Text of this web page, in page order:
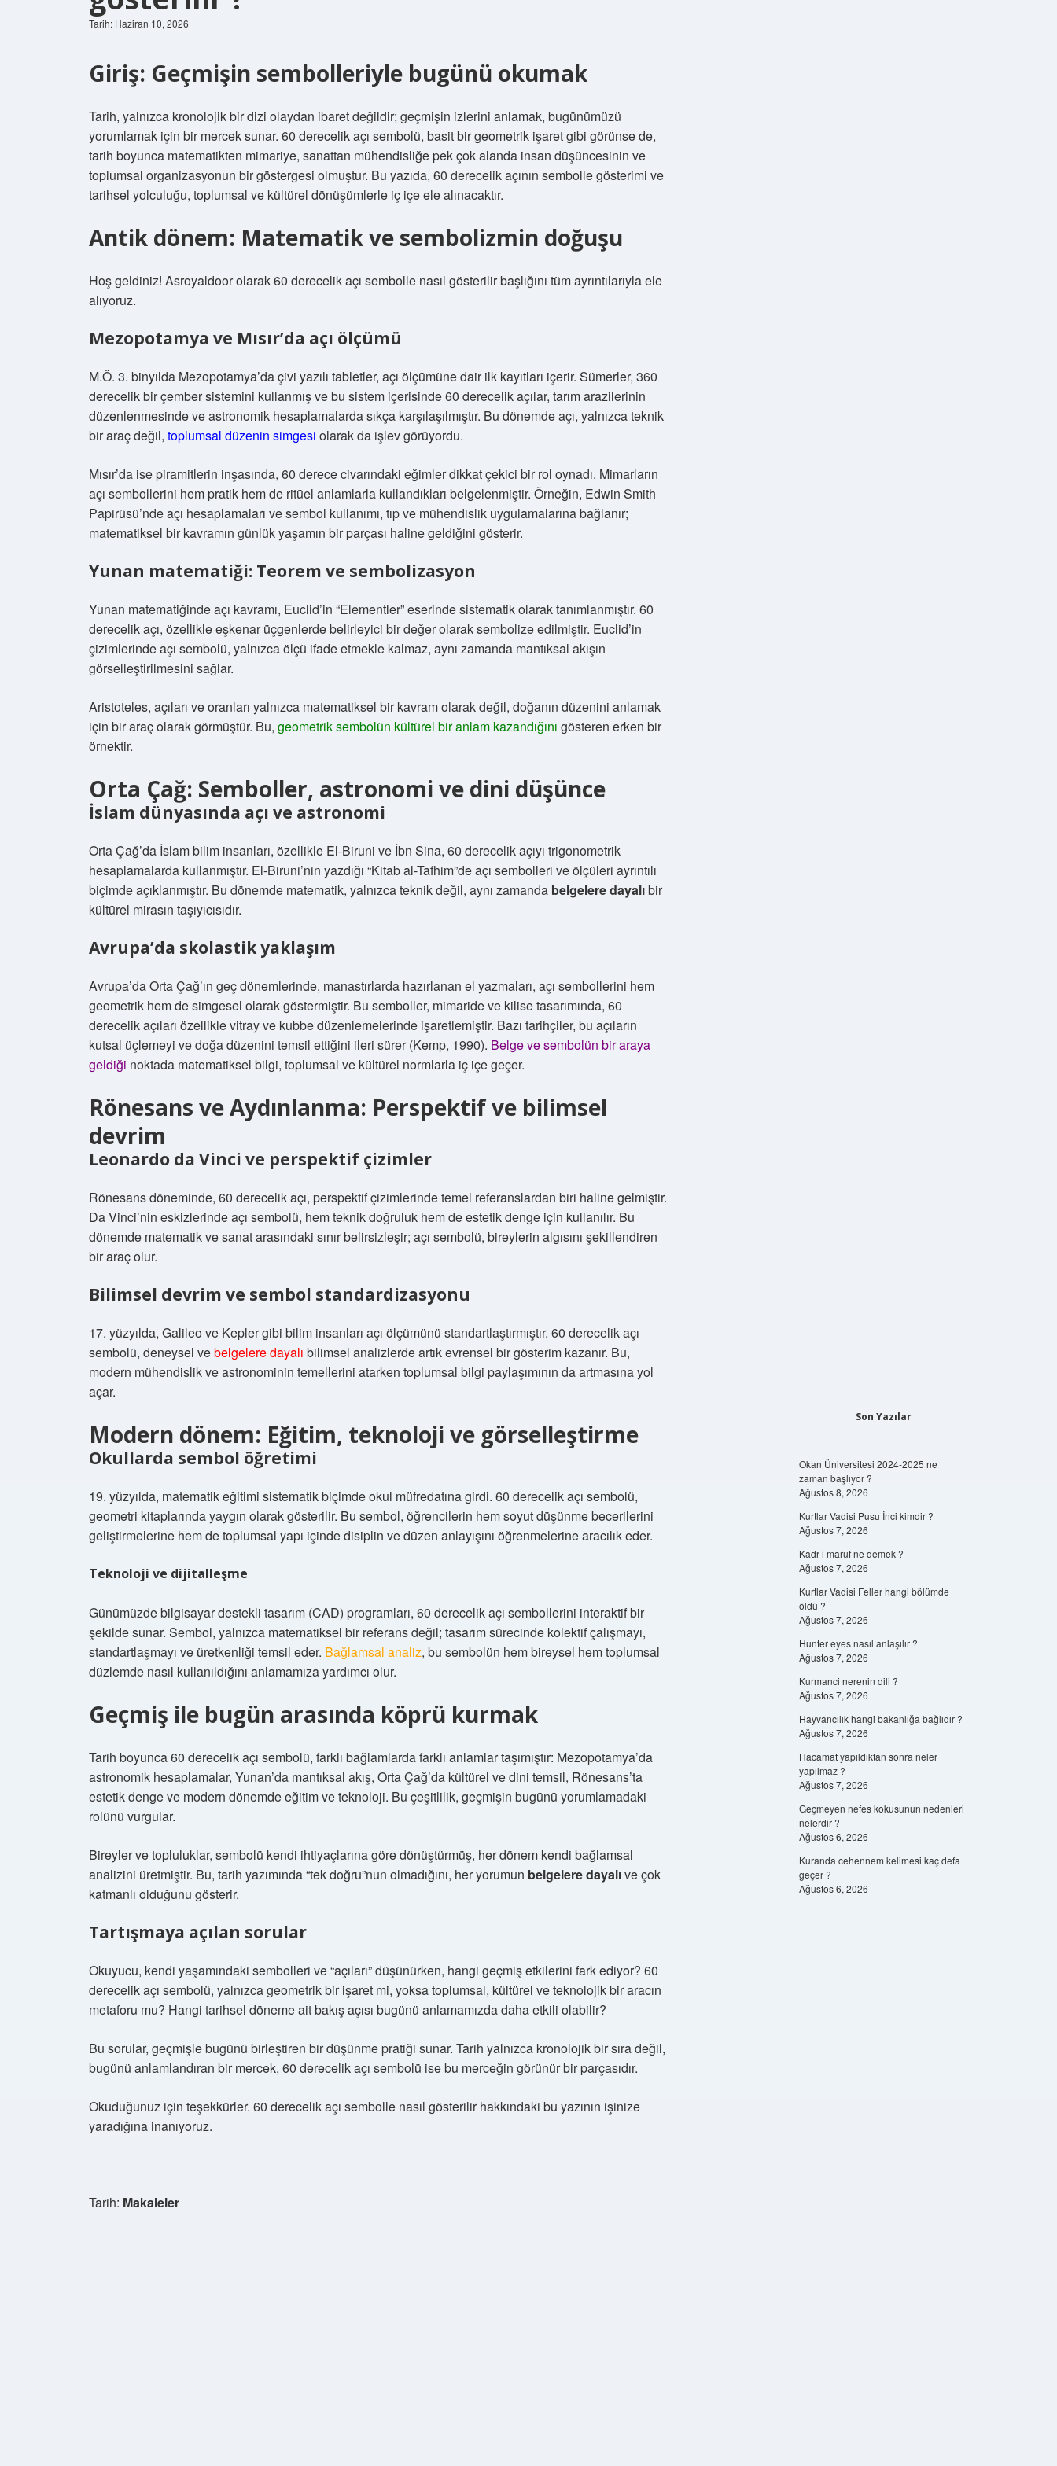
Tarih: Haziran 10, 2026
Giriş: Geçmişin sembolleriyle bugünü okumak
Tarih, yalnızca kronolojik bir dizi olaydan ibaret değildir; geçmişin izlerini anlamak, bugünümüzü
yorumlamak için bir mercek sunar. 60 derecelik açı sembolü, basit bir geometrik işaret gibi görünse de,
tarih boyunca matematikten mimariye, sanattan mühendisliğe pek çok alanda insan düşüncesinin ve
toplumsal organizasyonun bir göstergesi olmuştur. Bu yazıda, 60 derecelik açının sembolle gösterimi ve
tarihsel yolculuğu, toplumsal ve kültürel dönüşümlerle iç içe ele alınacaktır.
Antik dönem: Matematik ve sembolizmin doğuşu
Hoş geldiniz! Asroyaldoor olarak 60 derecelik açı sembolle nasıl gösterilir başlığını tüm ayrıntılarıyla ele
alıyoruz.
Mezopotamya ve Mısır’da açı ölçümü
M.Ö. 3. binyılda Mezopotamya’da çivi yazılı tabletler, açı ölçümüne dair ilk kayıtları içerir. Sümerler, 360
derecelik bir çember sistemini kullanmış ve bu sistem içerisinde 60 derecelik açılar, tarım arazilerinin
düzenlenmesinde ve astronomik hesaplamalarda sıkça karşılaşılmıştır. Bu dönemde açı, yalnızca teknik
bir araç değil, toplumsal düzenin simgesi olarak da işlev görüyordu.
Mısır’da ise piramitlerin inşasında, 60 derece civarındaki eğimler dikkat çekici bir rol oynadı. Mimarların
açı sembollerini hem pratik hem de ritüel anlamlarla kullandıkları belgelenmiştir. Örneğin, Edwin Smith
Papirüsü’nde açı hesaplamaları ve sembol kullanımı, tıp ve mühendislik uygulamalarına bağlanır;
matematiksel bir kavramın günlük yaşamın bir parçası haline geldiğini gösterir.
Yunan matematiği: Teorem ve sembolizasyon
Yunan matematiğinde açı kavramı, Euclid’in “Elementler” eserinde sistematik olarak tanımlanmıştır. 60
derecelik açı, özellikle eşkenar üçgenlerde belirleyici bir değer olarak sembolize edilmiştir. Euclid’in
çizimlerinde açı sembolü, yalnızca ölçü ifade etmekle kalmaz, aynı zamanda mantıksal akışın
görselleştirilmesini sağlar.
Aristoteles, açıları ve oranları yalnızca matematiksel bir kavram olarak değil, doğanın düzenini anlamak
için bir araç olarak görmüştür. Bu, geometrik sembolün kültürel bir anlam kazandığını gösteren erken bir
örnektir.
Orta Çağ: Semboller, astronomi ve dini düşünce
İslam dünyasında açı ve astronomi
Orta Çağ’da İslam bilim insanları, özellikle El-Biruni ve İbn Sina, 60 derecelik açıyı trigonometrik
hesaplamalarda kullanmıştır. El-Biruni’nin yazdığı “Kitab al-Tafhim”de açı sembolleri ve ölçüleri ayrıntılı
biçimde açıklanmıştır. Bu dönemde matematik, yalnızca teknik değil, aynı zamanda belgelere dayalıbir
kültürel mirasın taşıyıcısıdır.
Avrupa’da skolastik yaklaşım
Avrupa’da Orta Çağ’ın geç dönemlerinde, manastırlarda hazırlanan el yazmaları, açı sembollerini hem
geometrik hem de simgesel olarak göstermiştir. Bu semboller, mimaride ve kilise tasarımında, 60
derecelik açıları özellikle vitray ve kubbe düzenlemelerinde işaretlemiştir. Bazı tarihçiler, bu açıların
kutsal üçlemeyi ve doğa düzenini temsil ettiğini ileri sürer (Kemp, 1990). Belge ve sembolün bir araya
geldiği noktada matematiksel bilgi, toplumsal ve kültürel normlarla iç içe geçer.
Rönesans ve Aydınlanma: Perspektif ve bilimsel
devrim
Leonardo da Vinci ve perspektif çizimler
Rönesans döneminde, 60 derecelik açı, perspektif çizimlerinde temel referanslardan biri haline gelmiştir.
Da Vinci’nin eskizlerinde açı sembolü, hem teknik doğruluk hem de estetik denge için kullanılır. Bu
dönemde matematik ve sanat arasındaki sınır belirsizleşir; açı sembolü, bireylerin algısını şekillendiren
bir araç olur.
Bilimsel devrim ve sembol standardizasyonu
17. yüzyılda, Galileo ve Kepler gibi bilim insanları açı ölçümünü standartlaştırmıştır. 60 derecelik açı
sembolü, deneysel vebelgelere dayalı bilimsel analizlerde artık evrensel bir gösterim kazanır. Bu,
modern mühendislik ve astronominin temellerini atarken toplumsal bilgi paylaşımının da artmasına yol
açar.
Modern dönem: Eğitim, teknoloji ve görselleştirme
Okullarda sembol öğretimi
19. yüzyılda, matematik eğitimi sistematik biçimde okul müfredatına girdi. 60 derecelik açı sembolü,
geometri kitaplarında yaygın olarak gösterilir. Bu sembol, öğrencilerin hem soyut düşünme becerilerini
geliştirmelerine hem de toplumsal yapı içinde disiplin ve düzen anlayışını öğrenmelerine aracılık eder.
Teknoloji ve dijitalleşme
Günümüzde bilgisayar destekli tasarım (CAD) programları, 60 derecelik açı sembollerini interaktif bir
şekilde sunar. Sembol, yalnızca matematiksel bir referans değil; tasarım sürecinde kolektif çalışmayı,
standartlaşmayı ve üretkenliği temsil eder. Bağlamsal analiz, bu sembolün hem bireysel hem toplumsal
düzlemde nasıl kullanıldığını anlamamıza yardımcı olur.
Geçmiş ile bugün arasında köprü kurmak
Tarih boyunca 60 derecelik açı sembolü, farklı bağlamlarda farklı anlamlar taşımıştır: Mezopotamya’da
astronomik hesaplamalar, Yunan’da mantıksal akış, Orta Çağ’da kültürel ve dini temsil, Rönesans’ta
estetik denge ve modern dönemde eğitim ve teknoloji. Bu çeşitlilik, geçmişin bugünü yorumlamadaki
rolünü vurgular.
Bireyler ve topluluklar, sembolü kendi ihtiyaçlarına göre dönüştürmüş, her dönem kendi bağlamsal
analizini üretmiştir. Bu, tarih yazımında “tek doğru”nun olmadığını, her yorumun belgelere dayalıve çok
katmanlı olduğunu gösterir.
Tartışmaya açılan sorular
Okuyucu, kendi yaşamındaki sembolleri ve “açıları” düşünürken, hangi geçmiş etkilerini fark ediyor? 60
derecelik açı sembolü, yalnızca geometrik bir işaret mi, yoksa toplumsal, kültürel ve teknolojik bir aracın
metaforu mu? Hangi tarihsel döneme ait bakış açısı bugünü anlamamızda daha etkili olabilir?
Bu sorular, geçmişle bugünü birleştiren bir düşünme pratiği sunar. Tarih yalnızca kronolojik bir sıra değil,
bugünü anlamlandıran bir mercek, 60 derecelik açı sembolü ise bu merceğin görünür bir parçasıdır.
Okuduğunuz için teşekkürler. 60 derecelik açı sembolle nasıl gösterilir hakkındaki bu yazının işinize
yaradığına inanıyoruz.
Tarih: Makaleler
Son Yazılar
Okan Üniversitesi 2024-2025 ne
zaman başlıyor ?
Ağustos 8, 2026
Kurtlar Vadisi Pusu İnci kimdir ?
Ağustos 7, 2026
Kadr i maruf ne demek ?
Ağustos 7, 2026
Kurtlar Vadisi Feller hangi bölümde
öldü ?
Ağustos 7, 2026
Hunter eyes nasıl anlaşılır ?
Ağustos 7, 2026
Kurmanci nerenin dili ?
Ağustos 7, 2026
Hayvancılık hangi bakanlığa bağlıdır ?
Ağustos 7, 2026
Hacamat yapıldıktan sonra neler
yapılmaz ?
Ağustos 7, 2026
Geçmeyen nefes kokusunun nedenleri
nelerdir ?
Ağustos 6, 2026
Kuranda cehennem kelimesi kaç defa
geçer ?
Ağustos 6, 2026